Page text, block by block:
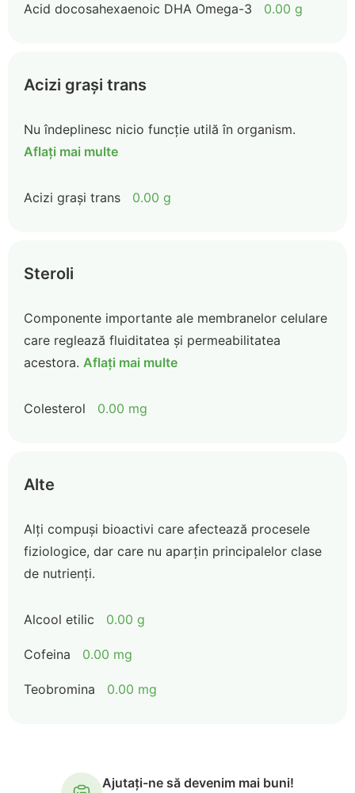
Acid docosahexaenoic DHA Omega-3 0.00 g
Acizi grași trans
Nu îndeplinesc nicio funcție utilă în organism.
Aflați mai multe
Acizi grași trans 0.00 g
Steroli
Componente importante ale membranelor celulare
care reglează fluiditatea și permeabilitatea
acestora. Aflați mai multe
Colesterol 0.00 mg
Alte
Alți compuși bioactivi care afectează procesele
fiziologice, dar care nu aparțin principalelor clase
de nutrienți.
Alcool etilic 0.00 g
Cofeina 0.00 mg
Teobromina 0.00 mg
Ajutați-ne să devenim mai buni!